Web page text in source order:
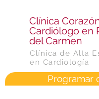
​Clínica
Cardiólogo en
del Carmen
Clínica de Alta
en Cardiología
Programar